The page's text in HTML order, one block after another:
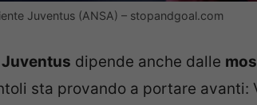
Juventus (ANSA) – stopandgoal.com
dipende anche dalle
sta provando a portare avanti: